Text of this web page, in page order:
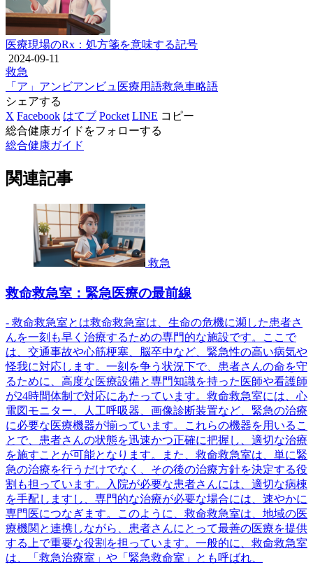
医療現場のRx：処方箋を意味する記号
2024-09-11
救急
「ア」 アンビアンビュ 医療用語救急車略語
シェアする
X Facebook はてブ Pocket LINE コピー
総合健康ガイドをフォローする
総合健康ガイド
関連記事
救急
救命救急室：緊急医療の最前線
- 救命救急室とは救命救急室は、生命の危機に瀕した患者さ
んを一刻も早く治療するための専門的な施設です。ここで
は、交通事故や心筋梗塞、脳卒中など、緊急性の高い病気や
怪我に対応します。一刻を争う状況下で、患者さんの命を守
るために、高度な医療設備と専門知識を持った医師や看護師
が24時間体制で対応にあたっています。救命救急室には、心
電図モニター、人工呼吸器、画像診断装置など、緊急の治療
に必要な医療機器が揃っています。これらの機器を用いるこ
とで、患者さんの状態を迅速かつ正確に把握し、適切な治療
を施すことが可能となります。また、救命救急室は、単に緊
急の治療を行うだけでなく、その後の治療方針を決定する役
割も担っています。入院が必要な患者さんには、適切な病棟
を手配しますし、専門的な治療が必要な場合には、速やかに
専門医につなぎます。このように、救命救急室は、地域の医
療機関と連携しながら、患者さんにとって最善の医療を提供
する上で重要な役割を担っています。一般的に、救命救急室
は、「救急治療室」や「緊急救命室」とも呼ばれ、